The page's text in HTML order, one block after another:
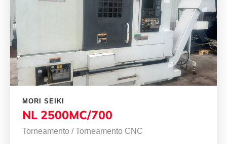
MORI SEIKI
NL 2500MC/700
Torneamento /Torneamento CNC